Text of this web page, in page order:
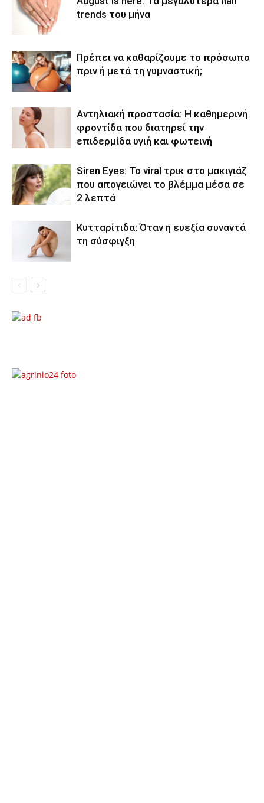
trends του μήνα
Πρέπει να καθαρίζουμε το πρόσωπο
πριν ή μετά τη γυμναστική;
Αντηλιακή προστασία: Η καθημερινή
φροντίδα που διατηρεί την
επιδερμίδα υγιή και φωτεινή
Siren Eyes: Το viral τρικ στο μακιγιάζ
που απογειώνει το βλέμμα μέσα σε
2 λεπτά
Κυτταρίτιδα: Όταν η ευεξία συναντά
τη σύσφιγξη